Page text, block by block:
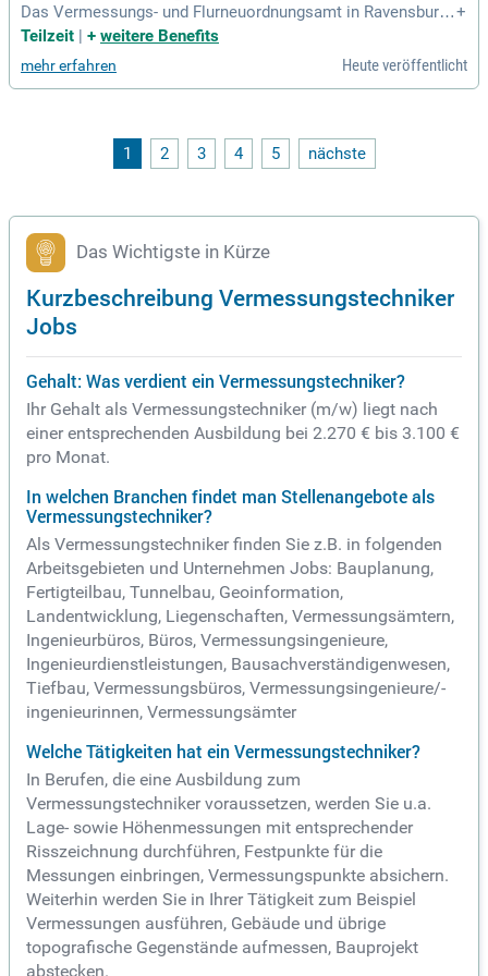
Das Vermessungs- und Flurneuordnungsamt in Ravensburg
sucht ab sofort eine/n Vermessungstechniker/in Liegensch
mfassen die Digitalisierung von Bodenschätzungsergebniss
en und das Übernehmen von Vermessungsschriften ins Lieg
die Qualität des Katasterwesens. Sie bringen eine abgeschl
ossene Ausbildung als Vermessungstechniker/in und fundie
+
Teilzeit
+ weitere Benefits
mehr erfahren Heute veröffentlicht
1 2 3 4 5 nächste
Das Wichtigste in Kürze
Kurzbeschreibung Vermessungstechniker
Jobs
Gehalt: Was verdient ein Vermessungstechniker?
Ihr Gehalt als Vermessungstechniker (m/w) liegt nach
einer entsprechenden Ausbildung bei 2.270 € bis 3.100 €
pro Monat.
In welchen Branchen findet man Stellenangebote als
Vermessungstechniker?
Als Vermessungstechniker finden Sie z.B. in folgenden
Arbeitsgebieten und Unternehmen Jobs: Bauplanung,
Fertigteilbau, Tunnelbau, Geoinformation,
Landentwicklung, Liegenschaften, Vermessungsämtern,
Ingenieurbüros, Büros, Vermessungsingenieure,
Ingenieurdienstleistungen, Bausachverständigenwesen,
Tiefbau, Vermessungsbüros, Vermessungsingenieure/-
ingenieurinnen, Vermessungsämter
Welche Tätigkeiten hat ein Vermessungstechniker?
In Berufen, die eine Ausbildung zum
Vermessungstechniker voraussetzen, werden Sie u.a.
Lage- sowie Höhenmessungen mit entsprechender
Risszeichnung durchführen, Festpunkte für die
Messungen einbringen, Vermessungspunkte absichern.
Weiterhin werden Sie in Ihrer Tätigkeit zum Beispiel
Vermessungen ausführen, Gebäude und übrige
topografische Gegenstände aufmessen, Bauprojekt
abstecken.